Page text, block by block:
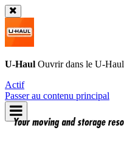
U-Haul Ouvrir dans le U-Haul
Actif
Passer au contenu principal